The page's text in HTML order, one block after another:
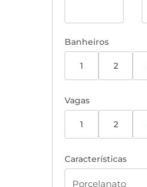
Banheiros
1 2
Vagas
1 2
Características